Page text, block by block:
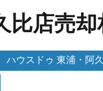
店売却
ハウスドゥ 東浦・阿